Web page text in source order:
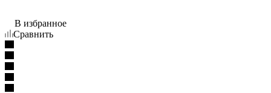
В избранное
Сравнить